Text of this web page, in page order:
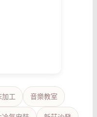
加工 音樂教室